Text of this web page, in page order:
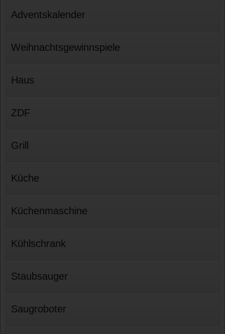
Adventskalender
Weihnachtsgewinnspiele
Haus
ZDF
Grill
Küche
Küchenmaschine
Kühlschrank
Staubsauger
Saugroboter